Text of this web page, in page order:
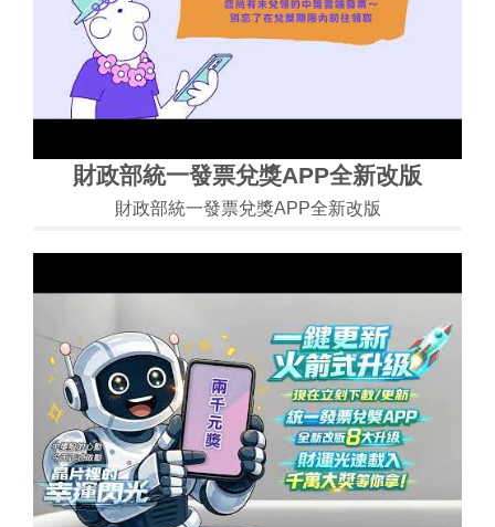
財政部統一發票兌獎APP全新改版
財政部統一發票兌獎APP全新改版